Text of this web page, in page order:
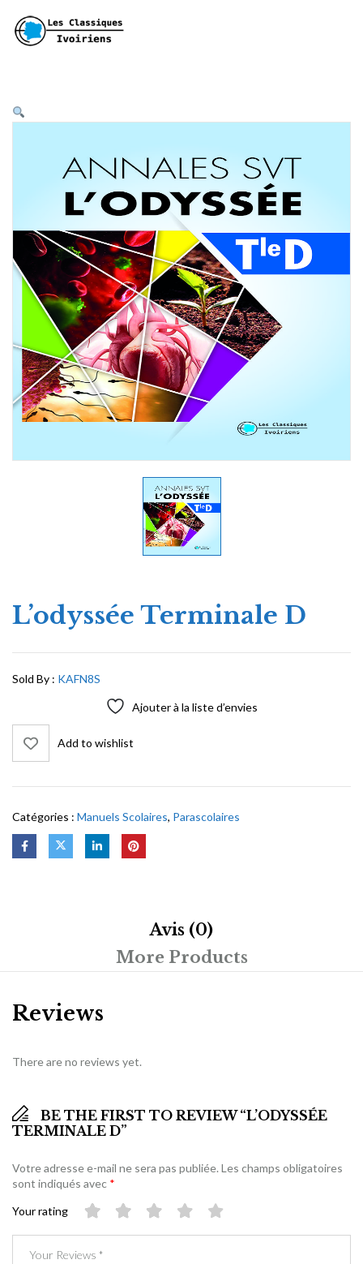
L’odyssée Terminale D
Sold By : KAFN8S
Ajouter à la liste d’envies
Add to wishlist
Catégories : Manuels Scolaires, Parascolaires
Avis (0)
More Products
Reviews
There are no reviews yet.
BE THE FIRST TO REVIEW “L’ODYSSÉE
TERMINALE D”
Votre adresse e-mail ne sera pas publiée.Les champs obligatoires
sont indiqués avec *
Your rating